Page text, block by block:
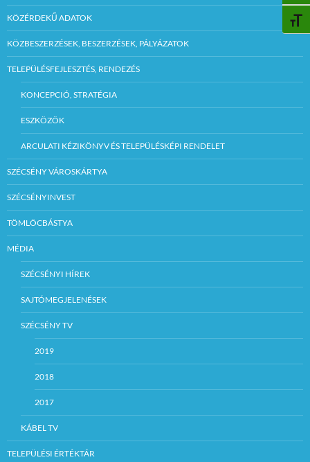
KÖZÉRDEKŰ ADATOK
KÖZBESZERZÉSEK, BESZERZÉSEK, PÁLYÁZATOK
TELEPÜLÉSFEJLESZTÉS, RENDEZÉS
KONCEPCIÓ, STRATÉGIA
ESZKÖZÖK
ARCULATI KÉZIKÖNYV ÉS TELEPÜLÉSKÉPI RENDELET
SZÉCSÉNY VÁROSKÁRTYA
SZÉCSÉNYINVEST
TÖMLÖCBÁSTYA
MÉDIA
SZÉCSÉNYI HÍREK
SAJTÓMEGJELENÉSEK
SZÉCSÉNY TV
2019
2018
2017
KÁBEL TV
TELEPÜLÉSI ÉRTÉKTÁR